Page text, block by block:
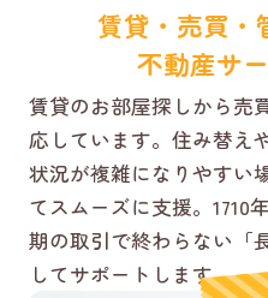
賃貸・売買・
不動産サ
賃貸のお部屋探しから売
応しています。住み替え
状況が複雑になりやすい
てスムーズに支援。1710
期の取引で終わらない「
してサポートします。